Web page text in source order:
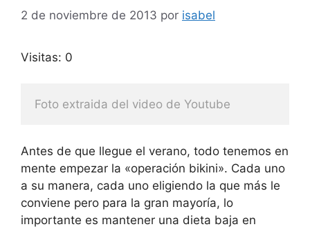
2 de noviembre de 2013 por isabel
Visitas: 0
Foto extraida del video de Youtube
Antes de que llegue el verano, todo tenemos en
mente empezar la «operación bikini». Cada uno
a su manera, cada uno eligiendo la que más le
conviene pero para la gran mayoría, lo
importante es mantener una dieta baja en